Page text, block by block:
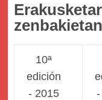
10ª
edición
- 2015